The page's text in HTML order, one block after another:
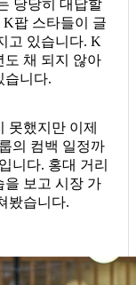
당당히 대답할
K팝 스타들이 글
고 있습니다. K
도 채 되지 않아
습니다.
못했지만 이제
의 컴백 일정까
니다. 홍대 거리
을 보고 시장 가
봤습니다.